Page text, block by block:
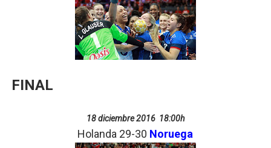
FINAL
18 diciembre 2016 18:00h
Holanda 29-30 Noruega